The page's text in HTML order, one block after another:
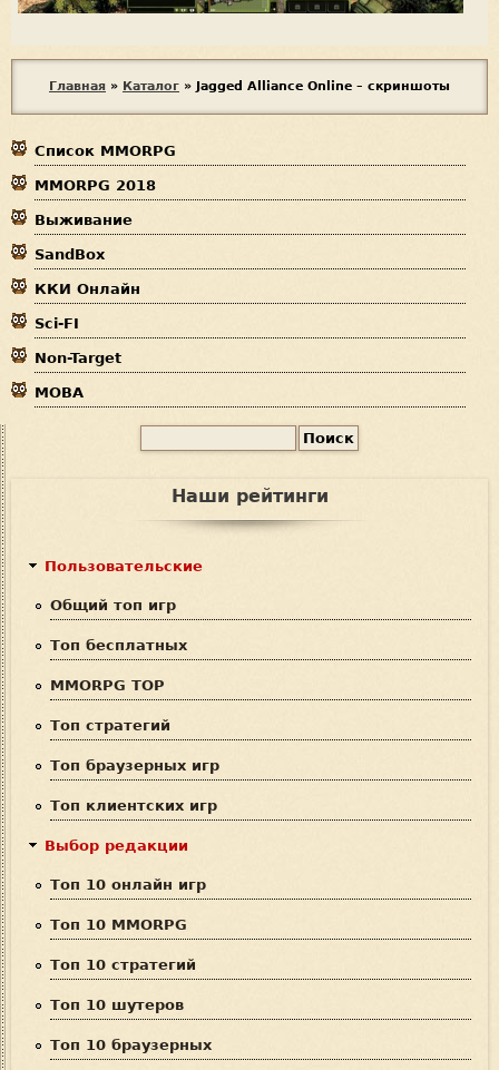
ы
з
д
е
с
ь
Главная » Каталог » Jagged Alliance Online – скриншоты
Список MMORPG
MMORPG 2018
Выживание
SandBox
ККИ Онлайн
Sci-FI
Non-Target
MOBA
Наши рейтинги
Пользовательские
Общий топ игр
Топ бесплатных
MMORPG TOP
Топ стратегий
Топ браузерных игр
Топ клиентских игр
Выбор редакции
Топ 10 онлайн игр
Топ 10 MMORPG
Топ 10 стратегий
Топ 10 шутеров
Топ 10 браузерных